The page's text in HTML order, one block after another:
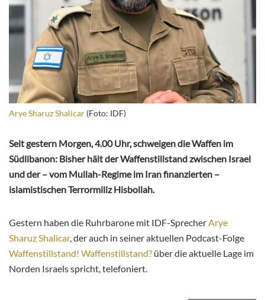
Arye Sharuz Shalicar (Foto: IDF)
Seit gestern Morgen, 4.00 Uhr, schweigen die Waffen im
Südlibanon: Bisher hält der Waffenstillstand zwischen Israel
und der – vom Mullah-Regime im Iran finanzierten –
islamistischen Terrormiliz Hisbollah.
Gestern haben die Ruhrbarone mit IDF-SprecherArye
Sharuz Shalicar, der auch in seiner aktuellen Podcast-Folge
Waffenstillstand! Waffenstillstand? über die aktuelle Lage im
Norden Israels spricht, telefoniert.